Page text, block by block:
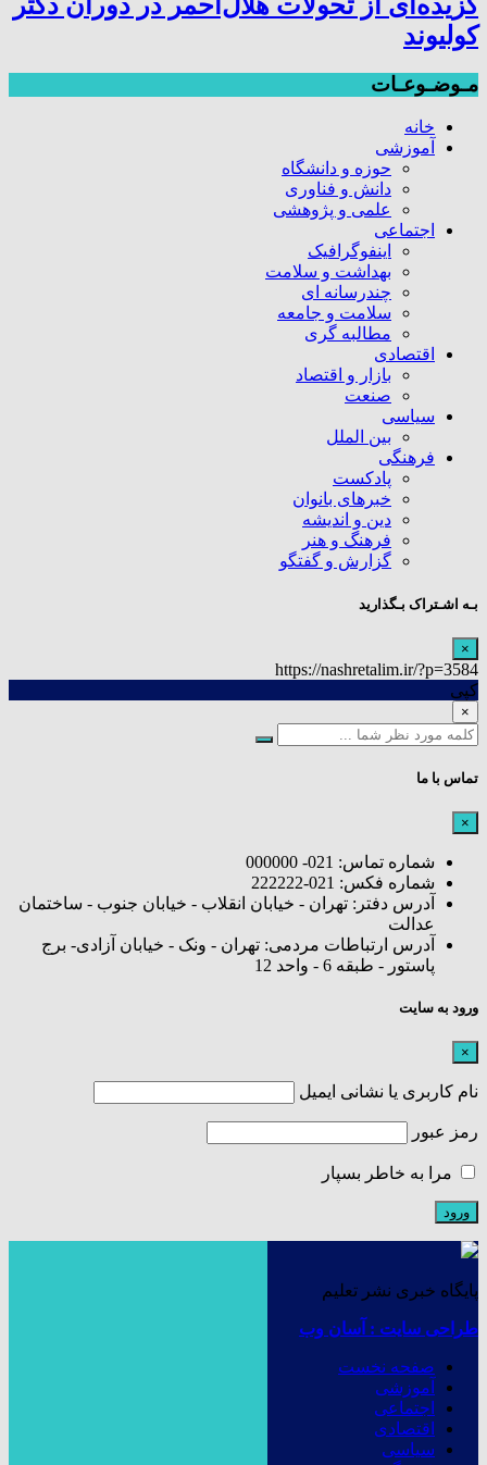
کولیوند
مـوضـوعـات
خانه
آموزشی
حوزه و دانشگاه
دانش و فناوری
علمی و پژوهشی
اجتماعی
اینفوگرافیک
بهداشت و سلامت
چندرسانه ای
سلامت و جامعه
مطالبه گری
اقتصادی
بازار و اقتصاد
صنعت
سیاسی
بین الملل
فرهنگی
پادکست
خبرهای بانوان
دین و اندیشه
فرهنگ و هنر
گزارش و گفتگو
بـه اشـتراک بـگذارید
×
https://nashretalim.ir/?p=3584
کپی
×
تماس با ما
×
شماره تماس: 021- 000000
شماره فکس: 021-222222
آدرس دفتر: تهران - خیابان انقلاب - خیابان جنوب - ساختمان
عدالت
آدرس ارتباطات مردمی: تهران - ونک - خیابان آزادی- برج
پاستور - طبقه 6 - واحد 12
ورود به سایت
×
نام کاربری یا نشانی ایمیل
رمز عبور
مرا به خاطر بسپار
پایگاه خبری نشر تعلیم
طراحی سایت : آسان وب
صفحه نخست
آموزشی
اجتماعی
اقتصادی
سیاسی